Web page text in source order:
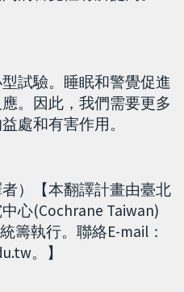
試驗。睡眠和警覺促進
。因此，我們需要更多
處和有害作用。
）【本翻譯計畫由臺北
心(Cochrane Taiwan)
籌執行。聯絡E-mail：
。】